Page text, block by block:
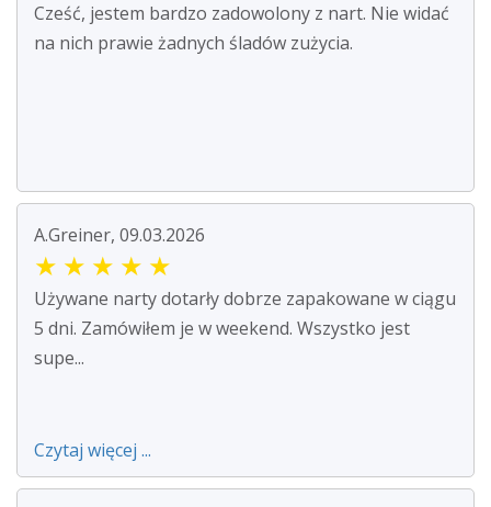
Cześć, jestem bardzo zadowolony z nart. Nie widać
na nich prawie żadnych śladów zużycia.
A.Greiner, 09.03.2026
★ ★ ★ ★ ★
Używane narty dotarły dobrze zapakowane w ciągu
5 dni. Zamówiłem je w weekend. Wszystko jest
supe...
Czytaj więcej ...